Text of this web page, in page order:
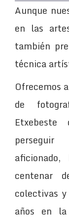
Aunque
en las
también
técnica
Ofrecemos
de
centenar
colectivas
años en